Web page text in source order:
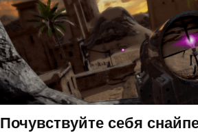
Почувствуйте себя